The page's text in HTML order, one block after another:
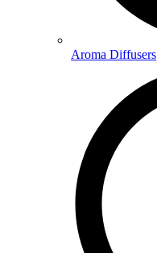
Aroma Diffusers